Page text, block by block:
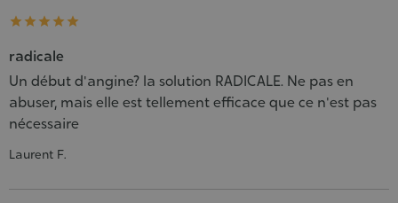
    
radicale
Un début d'angine? la solution RADICALE. Ne pas en
abuser, mais elle est tellement efficace que ce n'est pas
nécessaire
Laurent F.